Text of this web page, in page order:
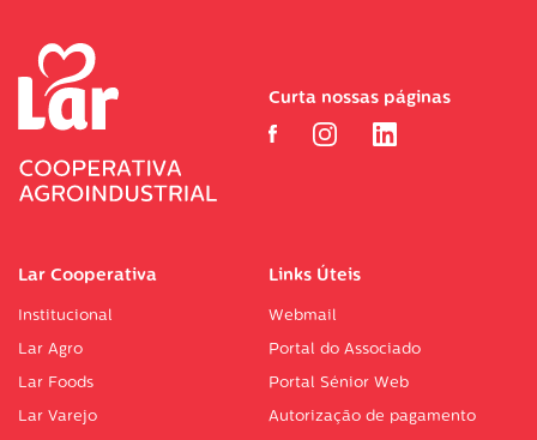
Lar Cooperativa
Institucional
Lar Agro
Lar Foods
Lar Varejo
Links Úteis
Webmail
Portal do Associado
Portal Sénior Web
Autorização de pagamento
Curta nossas páginas